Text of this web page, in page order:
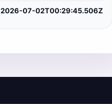
2026-07-02T00:29:45.506Z